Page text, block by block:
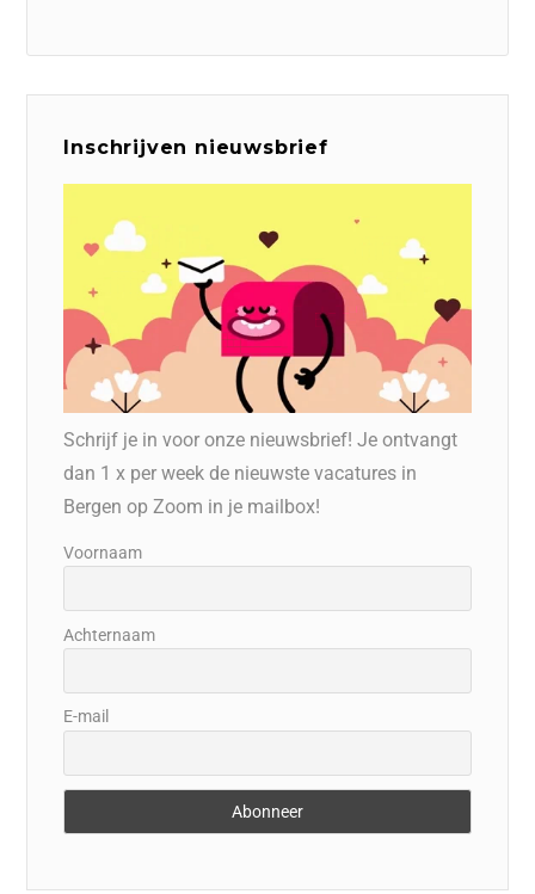
Inschrijven nieuwsbrief
Schrijf je in voor onze nieuwsbrief! Je ontvangt
dan 1 x per week de nieuwste vacatures in
Bergen op Zoom in je mailbox!
Voornaam
Achternaam
E-mail